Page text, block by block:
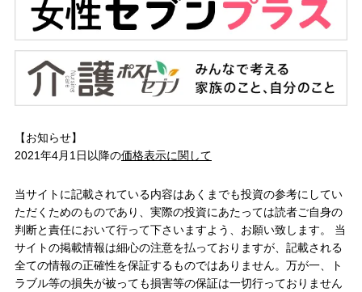
【お知らせ】
2021年4月1日以降の価格表示に関して
当サイトに記載されている内容はあくまでも投資の参考にしてい
ただくためのものであり、実際の投資にあたっては読者ご自身の
判断と責任において行って下さいますよう、お願い致します。 当
サイトの掲載情報は細心の注意を払っておりますが、記載される
全ての情報の正確性を保証するものではありません。万が一、ト
ラブル等の損失が被っても損害等の保証は一切行っておりません